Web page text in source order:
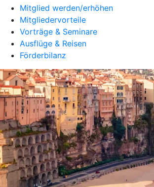
Mitglied werden/erhöhen
Mitgliedervorteile
Vorträge & Seminare
Ausflüge & Reisen
Förderbilanz